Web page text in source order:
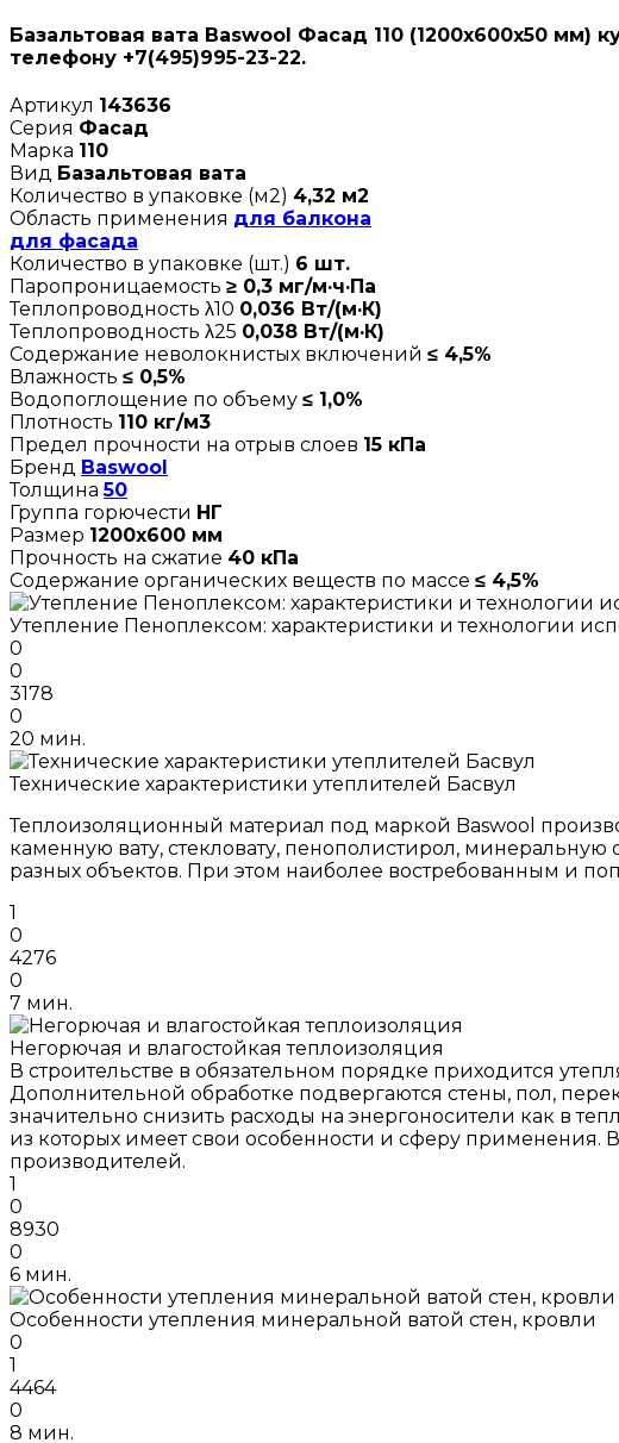
Базальтовая вата Baswool Фасад 110 (1200х600х50
телефону +7(495)995-23-22.
Артикул 143636
Серия Фасад
Марка 110
Вид Базальтовая вата
Количество в упаковке (м2) 4,32 м2
Область применения для балкона
для фасада
Количество в упаковке (шт.) 6 шт.
Паропроницаемость ≥ 0,3 мг/м·ч·Па
Теплопроводность λ10 0,036 Вт/(м·К)
Теплопроводность λ25 0,038 Вт/(м·К)
Содержание неволокнистых включений ≤ 4,5%
Влажность ≤ 0,5%
Водопоглощение по объему ≤ 1,0%
Плотность 110 кг/м3
Предел прочности на отрыв слоев 15 кПа
Бренд Baswool
Толщина50
Группа горючести НГ
Размер 1200х600 мм
Прочность на сжатие 40 кПа
Содержание органических веществ по массе ≤ 4,5%
Утепление Пеноплексом: характеристики и технологии
0
0
3178
0
20 мин.
Технические характеристики утеплителей Басвул
Теплоизоляционный материал под маркой Baswool
каменную вату, стекловату, пенополистирол,
разных объектов. При этом наиболее востребованным и
1
0
4276
0
7 мин.
Негорючая и влагостойкая теплоизоляция
В строительстве в обязательном порядке приходится
Дополнительной обработке подвергаются стены, пол,
значительно снизить расходы на энергоносители как в
из которых имеет свои особенности и сферу применения.
производителей.
1
0
8930
0
6 мин.
Особенности утепления минеральной ватой стен, кровли
0
1
4464
0
8 мин.